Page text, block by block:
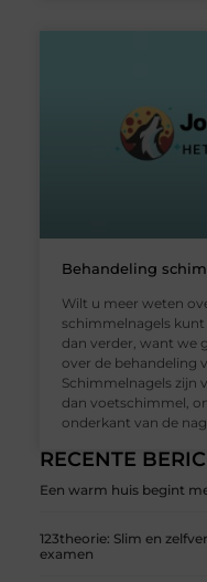
RECENTE
Een warm huis begint
123theorie: Slim en
examen
Behandeling
Wilt u meer weten
schimmelnagels kunt
dan verder, want we
over de behandeling
Schimmelnagels zijn
dan voetschimmel,
onderkant van de